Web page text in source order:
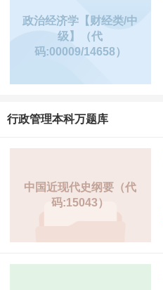
政治经济学【财经类/中
级】（代
码:00009/14658）
行政管理本科万题库
中国近现代史纲要（代
码:15043）